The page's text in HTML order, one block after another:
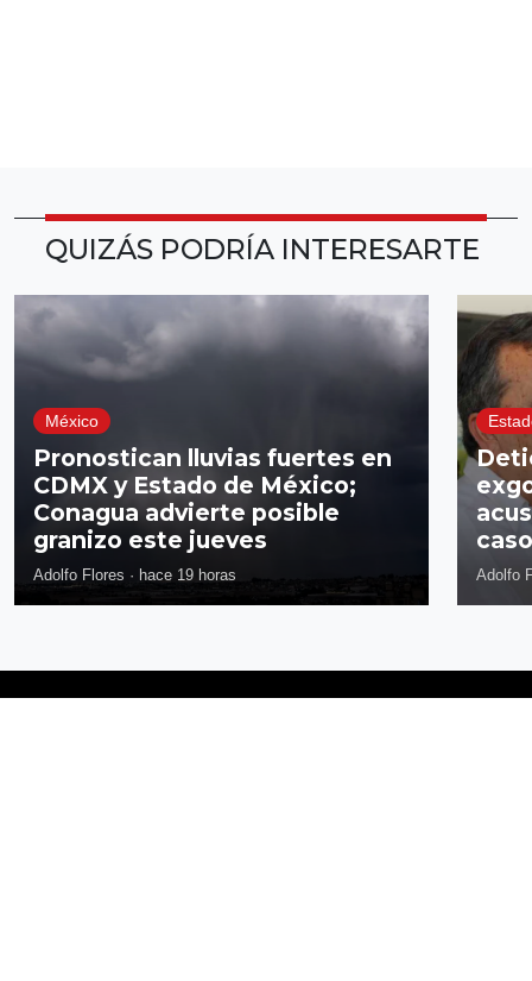
QUIZÁS PODRÍA INTERESARTE
México
Pronostican lluvias fuertes en
CDMX y Estado de México;
Conagua advierte posible
granizo este jueves
Adolfo Flores · hace 19 horas Adolfo